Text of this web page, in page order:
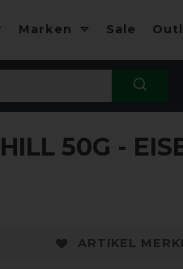
Marken Sale
50G -
ARTIKEL